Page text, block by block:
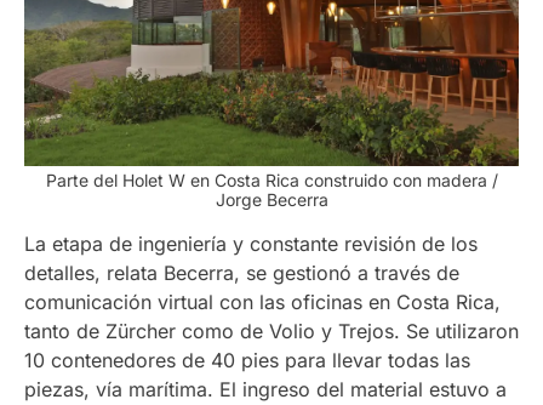
Parte del Holet W en Costa Rica construido con madera /
Jorge Becerra
La etapa de ingeniería y constante revisión de los
detalles, relata Becerra, se gestionó a través de
comunicación virtual con las oficinas en Costa Rica,
tanto de Zürcher como de Volio y Trejos. Se utilizaron
10 contenedores de 40 pies para llevar todas las
piezas, vía marítima. El ingreso del material estuvo a